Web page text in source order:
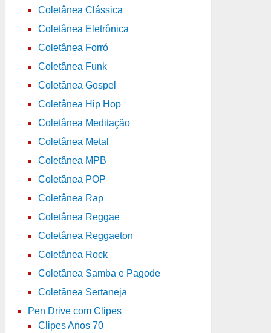
Coletânea Clássica
Coletânea Eletrônica
Coletânea Forró
Coletânea Funk
Coletânea Gospel
Coletânea Hip Hop
Coletânea Meditação
Coletânea Metal
Coletânea MPB
Coletânea POP
Coletânea Rap
Coletânea Reggae
Coletânea Reggaeton
Coletânea Rock
Coletânea Samba e Pagode
Coletânea Sertaneja
Pen Drive com Clipes
Clipes Anos 70